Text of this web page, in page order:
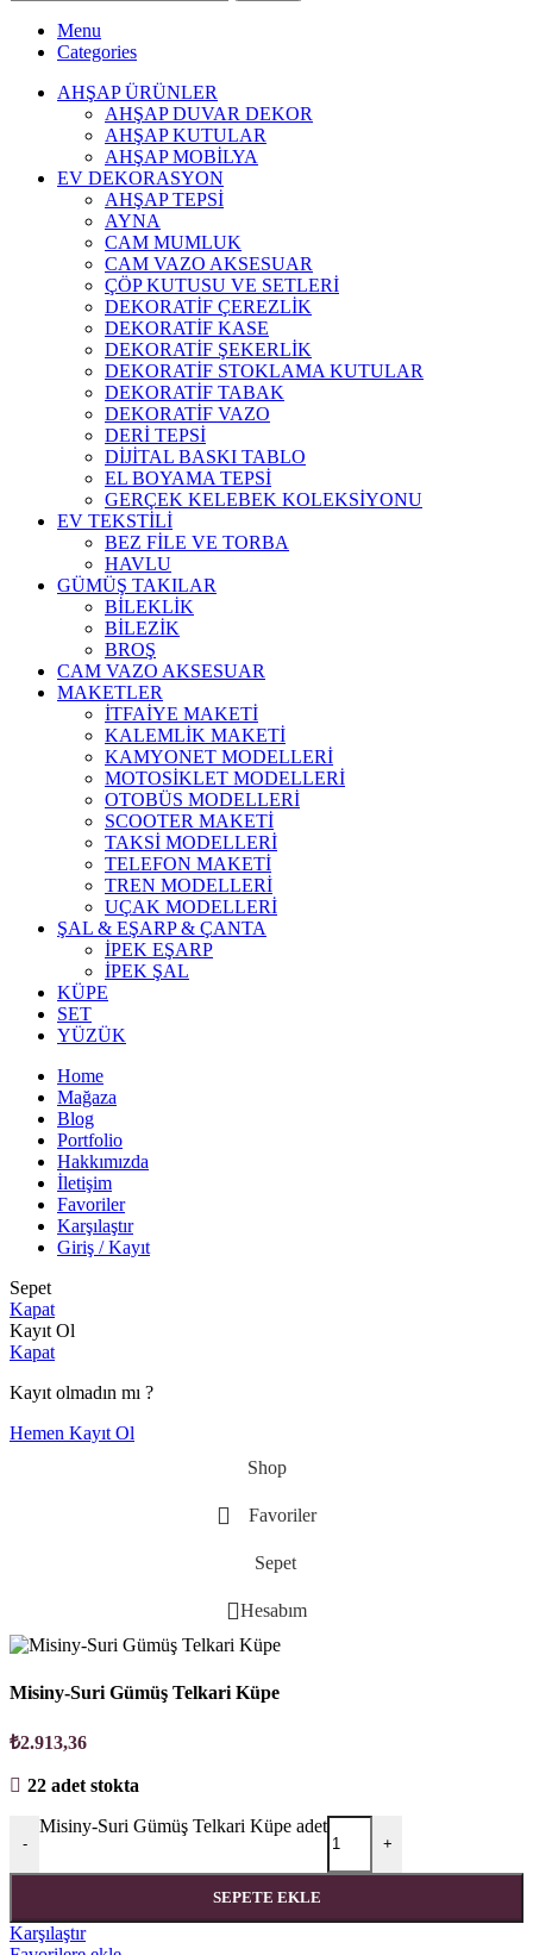
Menu
Categories
AHŞAP ÜRÜNLER
AHŞAP DUVAR DEKOR
AHŞAP KUTULAR
AHŞAP MOBİLYA
EV DEKORASYON
AHŞAP TEPSİ
AYNA
CAM MUMLUK
CAM VAZO AKSESUAR
ÇÖP KUTUSU VE SETLERİ
DEKORATİF ÇEREZLİK
DEKORATİF KASE
DEKORATİF ŞEKERLİK
DEKORATİF STOKLAMA KUTULAR
DEKORATİF TABAK
DEKORATİF VAZO
DERİ TEPSİ
DİJİTAL BASKI TABLO
EL BOYAMA TEPSİ
GERÇEK KELEBEK KOLEKSİYONU
EV TEKSTİLİ
BEZ FİLE VE TORBA
HAVLU
GÜMÜŞ TAKILAR
BİLEKLİK
BİLEZİK
BROŞ
CAM VAZO AKSESUAR
MAKETLER
İTFAİYE MAKETİ
KALEMLİK MAKETİ
KAMYONET MODELLERİ
MOTOSİKLET MODELLERİ
OTOBÜS MODELLERİ
SCOOTER MAKETİ
TAKSİ MODELLERİ
TELEFON MAKETİ
TREN MODELLERİ
UÇAK MODELLERİ
ŞAL & EŞARP & ÇANTA
İPEK EŞARP
İPEK ŞAL
KÜPE
SET
YÜZÜK
Home
Mağaza
Blog
Portfolio
Hakkımızda
İletişim
Favoriler
Karşılaştır
Giriş / Kayıt
Sepet
Kapat
Kayıt Ol
Kapat
Kayıt olmadın mı ?
Hemen Kayıt Ol
Shop
Favoriler
Sepet
Hesabım
Misiny-Suri Gümüş Telkari Küpe
₺2.913,36
22 adet stokta
-
Misiny-Suri Gümüş Telkari Küpe adet
+
SEPETE EKLE
Karşılaştır